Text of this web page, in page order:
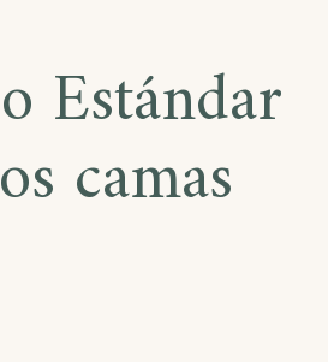
Estándar
camas